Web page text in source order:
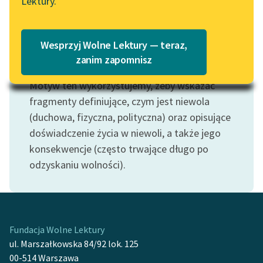
Wolne Lektury – idealna na
Lektury szkolne i klasyka
literatury do słuchania dla
uczennic i uczniów z
niepełnosprawnościami
E-kolekcja lektur
szkolnych i literatury do
uczniów z
Feministyczne inspiracje.
Popularyzacja
skandynawskiej literatury
Katalog w formacie PDF
Wesprzyj Wolne Lektury — teraz,
zanim zapomnisz
Motyw: Niewola
Motyw ten wykorzystujemy, żeby wskazać
fragmenty definiujące, czym jest niewola
(duchowa, fizyczna, polityczna) oraz opisujące
doświadczenie życia w niewoli, a także jego
konsekwencje (często trwające długo po
odzyskaniu wolności).
Fundacja Wolne Lektury
ul. Marszałkowska 84/92 lok. 125
00-514 Warszawa